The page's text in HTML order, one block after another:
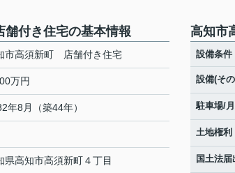
付き住宅の基本情報
市高須新町 店舗付き住宅
万円
年8月（築44年）
県高知市高須新町４丁目
高知市
設備条件
設備(そ
駐車場/
土地権利
国土法届